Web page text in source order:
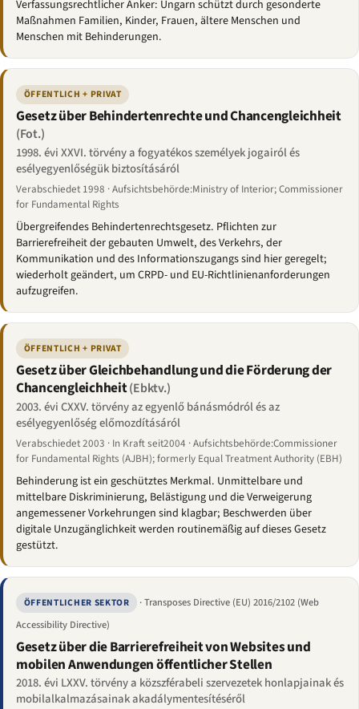
Verfassungsrechtlicher Anker: Ungarn schützt durch gesonderte
Maßnahmen Familien, Kinder, Frauen, ältere Menschen und
Menschen mit Behinderungen.
ÖFFENTLICH + PRIVAT
Gesetz über Behindertenrechte und Chancengleichheit
(Fot.)
1998. évi XXVI. törvény a fogyatékos személyek jogairól és
esélyegyenlőségük biztosításáról
Verabschiedet 1998 · Aufsichtsbehörde:Ministry of Interior; Commissioner
for Fundamental Rights
Übergreifendes Behindertenrechtsgesetz. Pflichten zur
Barrierefreiheit der gebauten Umwelt, des Verkehrs, der
Kommunikation und des Informationszugangs sind hier geregelt;
wiederholt geändert, um CRPD- und EU-Richtlinienanforderungen
aufzugreifen.
ÖFFENTLICH + PRIVAT
Gesetz über Gleichbehandlung und die Förderung der
Chancengleichheit(Ebktv.)
2003. évi CXXV. törvény az egyenlő bánásmódról és az
esélyegyenlőség előmozdításáról
Verabschiedet 2003 · In Kraft seit2004 · Aufsichtsbehörde:Commissioner
for Fundamental Rights (AJBH); formerly Equal Treatment Authority (EBH)
Behinderung ist ein geschütztes Merkmal. Unmittelbare und
mittelbare Diskriminierung, Belästigung und die Verweigerung
angemessener Vorkehrungen sind klagbar; Beschwerden über
digitale Unzugänglichkeit werden routinemäßig auf dieses Gesetz
gestützt.
ÖFFENTLICHER SEKTOR
· Transposes Directive (EU) 2016/2102 (Web
Accessibility Directive)
Gesetz über die Barrierefreiheit von Websites und
mobilen Anwendungen öffentlicher Stellen
2018. évi LXXV. törvény a közszférabeli szervezetek honlapjainak és
mobilalkalmazásainak akadálymentesítéséről